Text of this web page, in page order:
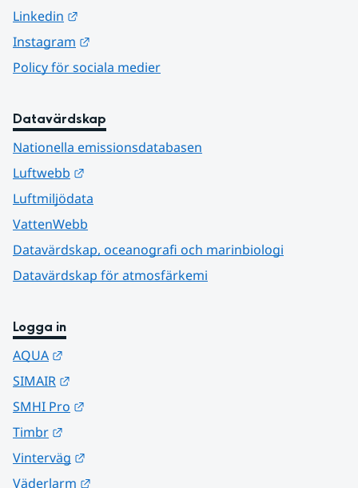
Linkedin
Instagram
Policy för sociala medier
Datavärdskap
Nationella emissionsdatabasen
Luftwebb
Luftmiljödata
VattenWebb
Datavärdskap, oceanografi och marinbiologi
Datavärdskap för atmosfärkemi
Logga in
AQUA
SIMAIR
SMHI Pro
Timbr
Vinterväg
Väderlarm